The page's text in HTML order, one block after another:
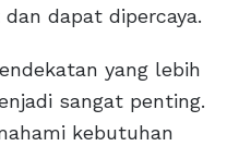
dapat dipercaya.
yang lebih
sangat penting.
kebutuhan